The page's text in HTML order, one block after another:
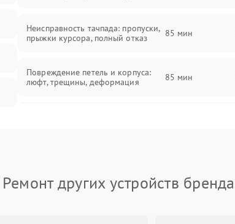
Неисправность тачпада: пропуски,
прыжки курсора, полный отказ
85 мин
Повреждение петель и корпуса:
люфт, трещины, деформация
85 мин
устройства или разъёма питания
85 мин
Ремонт других устройств